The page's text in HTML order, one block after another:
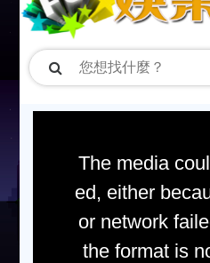
The media
ed, either
or network
the format is